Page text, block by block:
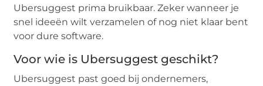
Ubersuggest prima bruikbaar. Zeker wanneer je
snel ideeën wilt verzamelen of nog niet klaar bent
voor dure software.
Voor wie is Ubersuggest geschikt?
Ubersuggest past goed bij ondernemers,